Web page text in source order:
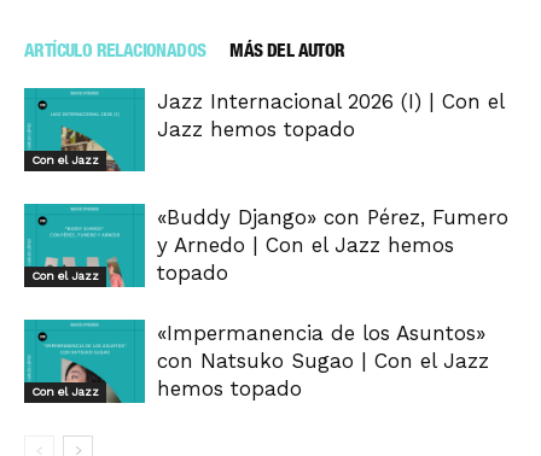
ARTÍCULO RELACIONADOS MÁS DEL AUTOR
Con el Jazz
Jazz Internacional 2026 (I) | Con el
Jazz hemos topado
Con el Jazz
«Buddy Django» con Pérez, Fumero
y Arnedo | Con el Jazz hemos
topado
Con el Jazz
«Impermanencia de los Asuntos»
con Natsuko Sugao | Con el Jazz
hemos topado